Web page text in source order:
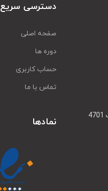
مشهد، بزرگراه بابانظر – بازار بزرگ ملل – طبقه دوم پلاک 4701
دسترسی سریع
صفحه اصلی
دوره ها
حساب کاربری
تماس با ما
نمادها